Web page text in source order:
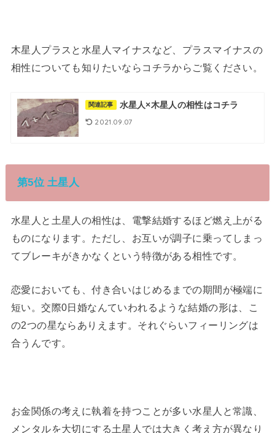
木星人プラスと水星人マイナスなど、プラスマイナスの
相性についても知りたいならコチラからご覧ください。
関連記事 水星人×木星人の相性はコチラ
2021.09.07
第5位 土星人
水星人と土星人の相性は、電撃結婚するほど燃え上がる
ものになります。ただし、お互いが調子に乗ってしまっ
てブレーキがきかなくという特徴がある相性です。
恋愛においても、付き合いはじめるまでの期間が極端に
短い。交際0日婚なんていわれるような結婚の形は、こ
の2つの星ならありえます。それぐらいフィーリングは
合うんです。
お金関係の考えに執着を持つことが多い水星人と常識、
メンタルを大切にする土星人では大きく考え方が異なり